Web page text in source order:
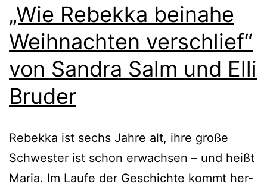
„Wie Rebekka beinahe
Weihnachten verschlief“
von Sandra Salm und Elli
Bruder
Rebekka ist sechs Jahre alt, ihre gro­ße
Schwester ist schon erwach­sen – und heißt
Maria. Im Laufe der Geschichte kommt her­